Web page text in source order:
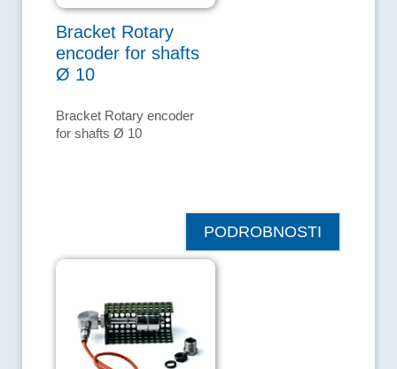
Bracket Rotary
encoder for shafts
Ø 10
Bracket Rotary encoder
for shafts Ø 10
PODROBNOSTI